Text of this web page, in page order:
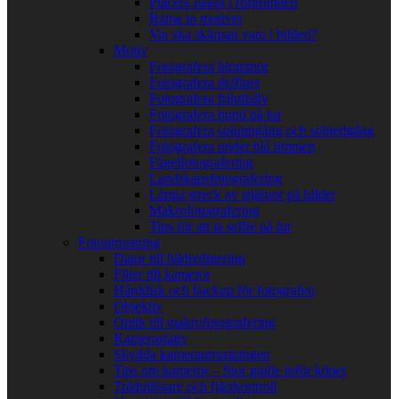
Rama in motivet
Var ska skärpan vara i bilden?
Motiv
Fotografera blommor
Fotografera delfiner
Fotografera friluftsliv
Fotografera hund på tur
Fotografera soluppgång och solnedgång
Fotografera under blå timmen
Fågelfotografering
Landskapsfotografering
Långa streck av stjärnor på bilder
Makrofotografering
Tips för att ta selfie på tur
Fotoutrustning
Dator till bildredigering
Filter till kameror
Hårddisk och backup för fotografen
Objektiv
Optik till makrofotografering
Kamerastativ
Skydda kamerautrustningen
Tips om kameror – Stor guide inför köpet
Trådutlösare och fjärrkontroll